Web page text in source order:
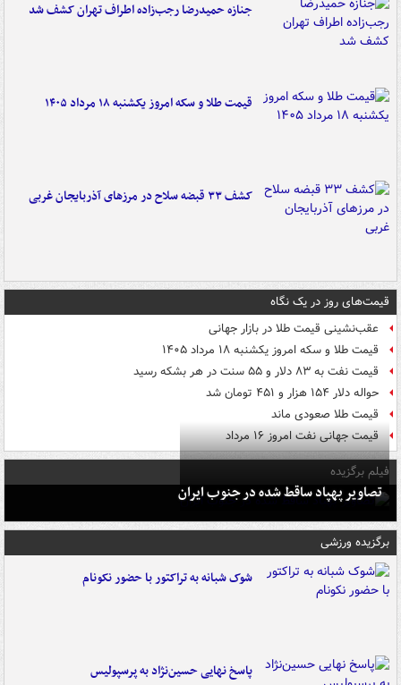
جنازه حمیدرضا رجب‌زاده اطراف تهران کشف شد
قیمت طلا و سکه امروز یکشنبه ۱۸ مرداد ۱۴۰۵
کشف ۳۳ قبضه سلاح در مرزهای آذربایجان غربی
قیمت‌های روز در یک نگاه
عقب‌نشینی قیمت طلا در بازار جهانی
قیمت طلا و سکه امروز یکشنبه ۱۸ مرداد ۱۴۰۵
قیمت نفت به ۸۳ دلار و ۵۵ سنت در هر بشکه رسید
حواله دلار ۱۵۴ هزار و ۴۵۱ تومان شد
قیمت طلا صعودی ماند
قیمت جهانی نفت امروز ۱۶ مرداد
فیلم برگزیده
تصاویر پهپاد ساقط شده در جنوب ایران
برگزیده ورزشی
شوک شبانه به تراکتور با حضور نکونام
پاسخ نهایی حسین‌نژاد به پرسپولیس